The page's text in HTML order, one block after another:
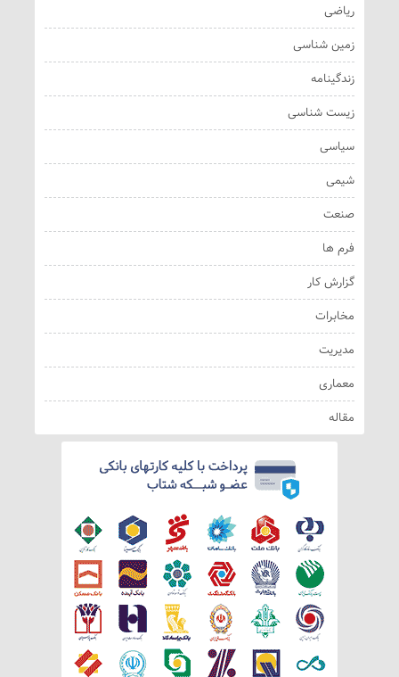
ریاضی
زمین شناسی
زندگینامه
زیست شناسی
سیاسی
شیمی
صنعت
فرم ها
گزارش کار
مخابرات
مدیریت
معماری
مقاله